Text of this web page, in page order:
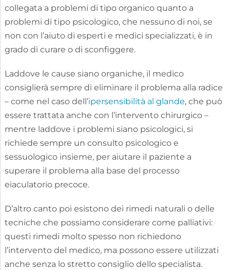
collegata a problemi di tipo organico quanto a
problemi di tipo psicologico, che nessuno di noi, se
non con l’aiuto di esperti e medici specializzati, è in
grado di curare o di sconfiggere.
Laddove le cause siano organiche, il medico
consiglierà sempre di eliminare il problema alla radice
– come nel caso dell’ipersensibilità al glande, che può
essere trattata anche con l’intervento chirurgico –
mentre laddove i problemi siano psicologici, si
richiede sempre un consulto psicologico e
sessuologico insieme, per aiutare il paziente a
superare il problema alla base del processo
eiaculatorio precoce.
D’altro canto poi esistono dei rimedi naturali o delle
tecniche che possiamo considerare come palliativi:
questi rimedi molto spesso non richiedono
l’intervento del medico, ma possono essere utilizzati
anche senza lo stretto consiglio dello specialista.